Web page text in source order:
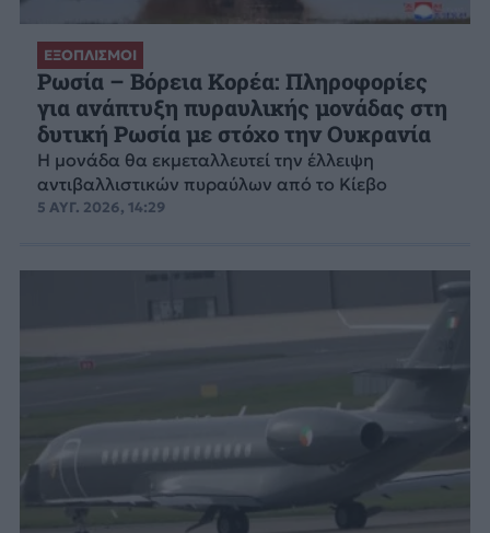
ΕΞΟΠΛΙΣΜΟΙ
Ρωσία – Βόρεια Κορέα: Πληροφορίες
για ανάπτυξη πυραυλικής μονάδας στη
δυτική Ρωσία με στόχο την Ουκρανία
Η μονάδα θα εκμεταλλευτεί την έλλειψη
αντιβαλλιστικών πυραύλων από το Κίεβο
5 ΑΥΓ. 2026, 14:29